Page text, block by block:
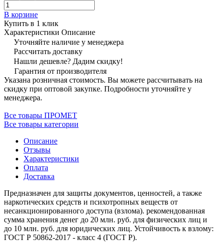
В корзине
Купить в 1 клик
Характеристики Описание
Уточняйте наличие у менеджера
Рассчитать доставку
Нашли дешевле? Дадим скидку!
Гарантия от производителя
Указана розничная стоимость. Вы можете рассчитывать на
скидку при оптовой закупке. Подробности уточняйте у
менеджера.
Все товары ПРОМЕТ
Все товары категории
Описание
Отзывы
Характеристики
Оплата
Доставка
Предназначен для защиты документов, ценностей, а также
наркотических средств и психотропных веществ от
несанкционированного доступа (взлома). рекомендованная
сумма хранения денег до 20 млн. руб. для физических лиц и
до 10 млн. руб. для юридических лиц. Устойчивость к взлому:
ГОСТ Р 50862-2017 - класс 4 (ГОСТ Р).